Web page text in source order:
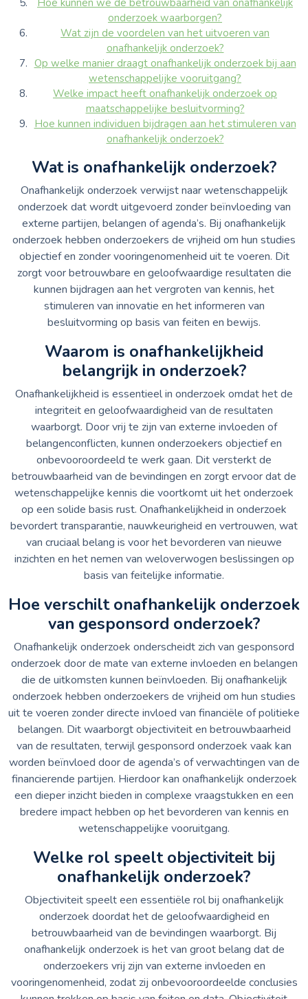
onderzoek waarborgen?
Wat zijn de voordelen van het uitvoeren van
onafhankelijk onderzoek?
Op welke manier draagt onafhankelijk onderzoek bij aan
wetenschappelijke vooruitgang?
Welke impact heeft onafhankelijk onderzoek op
maatschappelijke besluitvorming?
Hoe kunnen individuen bijdragen aan het stimuleren van
onafhankelijk onderzoek?
Wat is onafhankelijk onderzoek?
Onafhankelijk onderzoek verwijst naar wetenschappelijk
onderzoek dat wordt uitgevoerd zonder beïnvloeding van
externe partijen, belangen of agenda’s. Bij onafhankelijk
onderzoek hebben onderzoekers de vrijheid om hun studies
objectief en zonder vooringenomenheid uit te voeren. Dit
zorgt voor betrouwbare en geloofwaardige resultaten die
kunnen bijdragen aan het vergroten van kennis, het
stimuleren van innovatie en het informeren van
besluitvorming op basis van feiten en bewijs.
Waarom is onafhankelijkheid
belangrijk in onderzoek?
Onafhankelijkheid is essentieel in onderzoek omdat het de
integriteit en geloofwaardigheid van de resultaten
waarborgt. Door vrij te zijn van externe invloeden of
belangenconflicten, kunnen onderzoekers objectief en
onbevooroordeeld te werk gaan. Dit versterkt de
betrouwbaarheid van de bevindingen en zorgt ervoor dat de
wetenschappelijke kennis die voortkomt uit het onderzoek
op een solide basis rust. Onafhankelijkheid in onderzoek
bevordert transparantie, nauwkeurigheid en vertrouwen, wat
van cruciaal belang is voor het bevorderen van nieuwe
inzichten en het nemen van weloverwogen beslissingen op
basis van feitelijke informatie.
Hoe verschilt onafhankelijk onderzoek
van gesponsord onderzoek?
Onafhankelijk onderzoek onderscheidt zich van gesponsord
onderzoek door de mate van externe invloeden en belangen
die de uitkomsten kunnen beïnvloeden. Bij onafhankelijk
onderzoek hebben onderzoekers de vrijheid om hun studies
uit te voeren zonder directe invloed van financiële of politieke
belangen. Dit waarborgt objectiviteit en betrouwbaarheid
van de resultaten, terwijl gesponsord onderzoek vaak kan
worden beïnvloed door de agenda’s of verwachtingen van de
financierende partijen. Hierdoor kan onafhankelijk onderzoek
een dieper inzicht bieden in complexe vraagstukken en een
bredere impact hebben op het bevorderen van kennis en
wetenschappelijke vooruitgang.
Welke rol speelt objectiviteit bij
onafhankelijk onderzoek?
Objectiviteit speelt een essentiële rol bij onafhankelijk
onderzoek doordat het de geloofwaardigheid en
betrouwbaarheid van de bevindingen waarborgt. Bij
onafhankelijk onderzoek is het van groot belang dat de
onderzoekers vrij zijn van externe invloeden en
vooringenomenheid, zodat zij onbevooroordeelde conclusies